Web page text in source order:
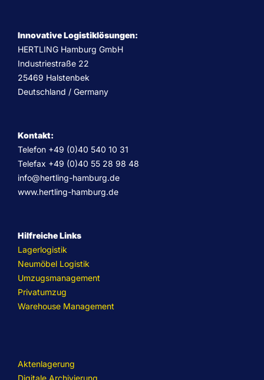
Innovative Logistiklösungen:
HERTLING Hamburg GmbH
Industriestraße 22
25469 Halstenbek
Deutschland / Germany
Kontakt:
Telefon +49 (0)40 540 10 31
Telefax +49 (0)40 55 28 98 48
info@hertling-hamburg.de
www.hertling-hamburg.de
Hilfreiche Links
Lagerlogistik
Neumöbel Logistik
Umzugsmanagement
Privatumzug
Warehouse Management
Aktenlagerung